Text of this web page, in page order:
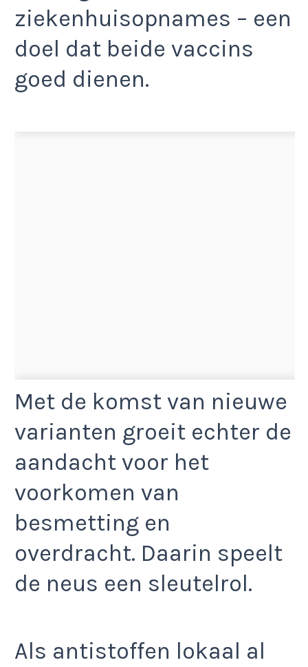
ziekenhuisopnames – een
doel dat beide vaccins
goed dienen.
Met de komst van nieuwe
varianten groeit echter de
aandacht voor het
voorkomen van
besmetting en
overdracht. Daarin speelt
de neus een sleutelrol.
Als antistoffen lokaal al